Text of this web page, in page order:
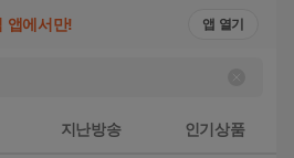
앱에서만! 앱 열기
지난방송 인기상품